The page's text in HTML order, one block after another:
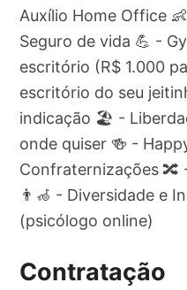
Auxílio Home Office
Seguro de vida 💪 -
escritório (R$ 1.000
escritório do seu
indicação 🏖️ -
onde quiser 🍻 -
Confraternizações 🔀
👨‍🦽 - Diversidade e
(psicólogo online)
Contratação